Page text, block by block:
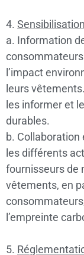
4.
a. Information
l’impact
leurs
les informer et
durables.
b. Collaboration
les différents
fournisseurs de
vêtements, en
l’empreinte
5.